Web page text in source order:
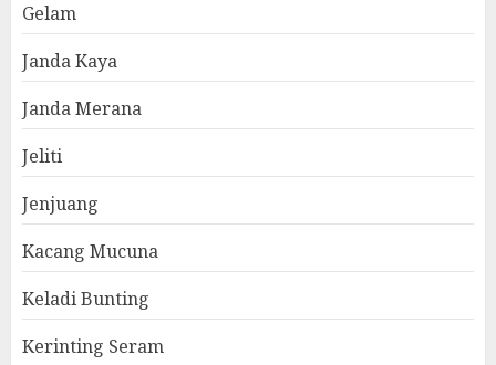
Gelam
Janda Kaya
Janda Merana
Jeliti
Jenjuang
Kacang Mucuna
Keladi Bunting
Kerinting Seram